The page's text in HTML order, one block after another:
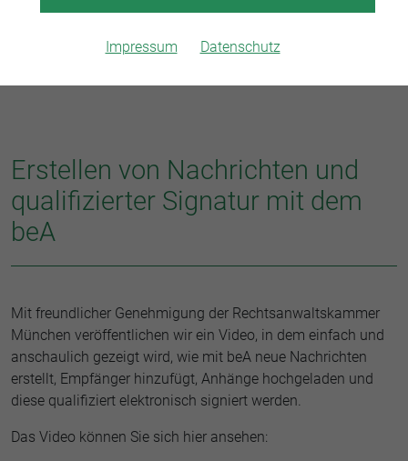
Impressum Datenschutz
Erstellen von Nachrichten und
qualifizierter Signatur mit dem
beA
Mit freundlicher Genehmigung der Rechtsanwaltskammer
München veröffentlichen wir ein Video, in dem einfach und
anschaulich gezeigt wird, wie mit beA neue Nachrichten
erstellt, Empfänger hinzufügt, Anhänge hochgeladen und
diese qualifiziert elektronisch signiert werden.
Das Video können Sie sich hier ansehen: